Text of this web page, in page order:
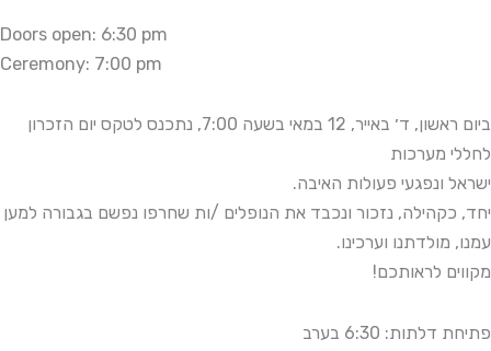
Doors open: 6:30 pm
Ceremony: 7:00 pm
ביום ראשון, ד׳ באייר, 12 במאי בשעה 7:00, נתכנס לטקס יום הזכרון
לחללי מערכות
ישראל ונפגעי פעולות האיבה.
יחד, כקהילה, נזכור ונכבד את הנופלים /ות שחרפו נפשם בגבורה למען
עמנו, מולדתנו וערכינו.
מקווים לראותכם!
פתיחת דלתות: 6:30 בערב